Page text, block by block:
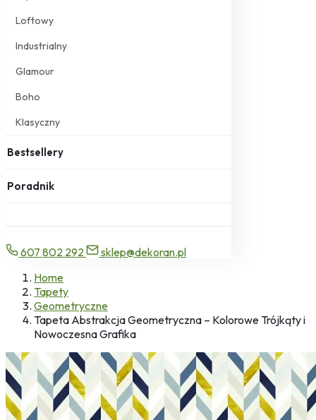
Loftowy
Industrialny
Glamour
Boho
Klasyczny
Bestsellery
Poradnik
607 802 292
sklep@dekoran.pl
Home
Tapety
Geometryczne
Tapeta Abstrakcja Geometryczna – Kolorowe Trójkąty i
Nowoczesna Grafika